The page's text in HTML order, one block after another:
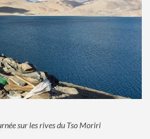
sur les rives du Tso Moriri